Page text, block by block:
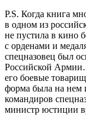
P.S. Когда книга
в одном из росси
не пустила в кино
с орденами и
спецназовец был
Российской
его боевые
форма была на нем
командиров
министр юстиции